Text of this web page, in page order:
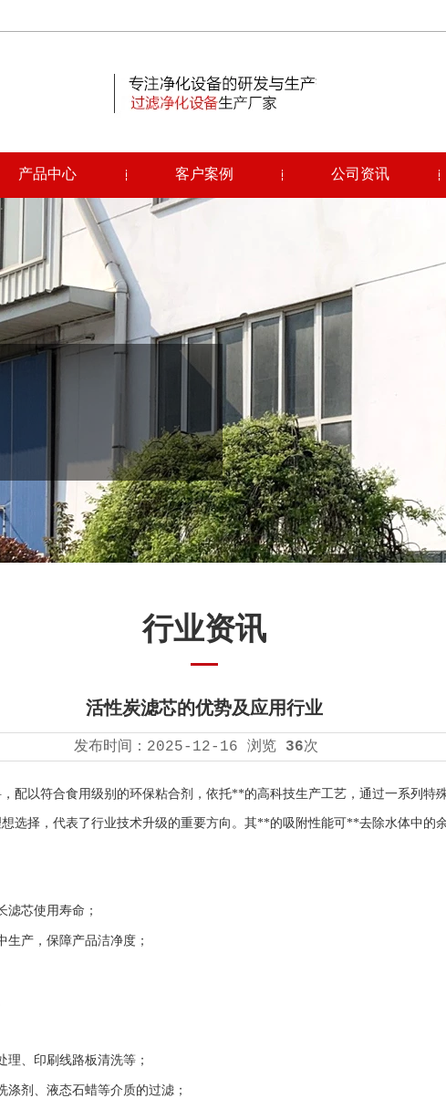
产品中心 客户案例 公司资讯
行业资讯
活性炭滤芯的优势及应用行业
发布时间： 2025-12-16 浏览 36次
配以符合食用级别的环保粘合剂，依托**的高科技生产工艺，通过一系列特
选择，代表了行业技术升级的重要方向。其**的吸附性能可**去除水体中的
滤芯使用寿命；
产，保障产品洁净度；
、印刷线路板清洗等；
剂、液态石蜡等介质的过滤；